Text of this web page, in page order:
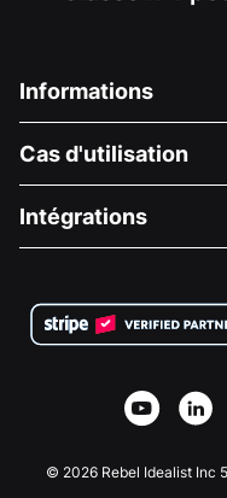
Informations
À propos de nous
Carrières
Confidentialité
Partenariat d'affiliation
Bibliothèque
Cas d'utilisation
Collecte de fonds
Collecte de fonds
Intégrations
Plugin de don Wix
Application de don
Don Joomla
© 2026 Rebel Idealist Inc